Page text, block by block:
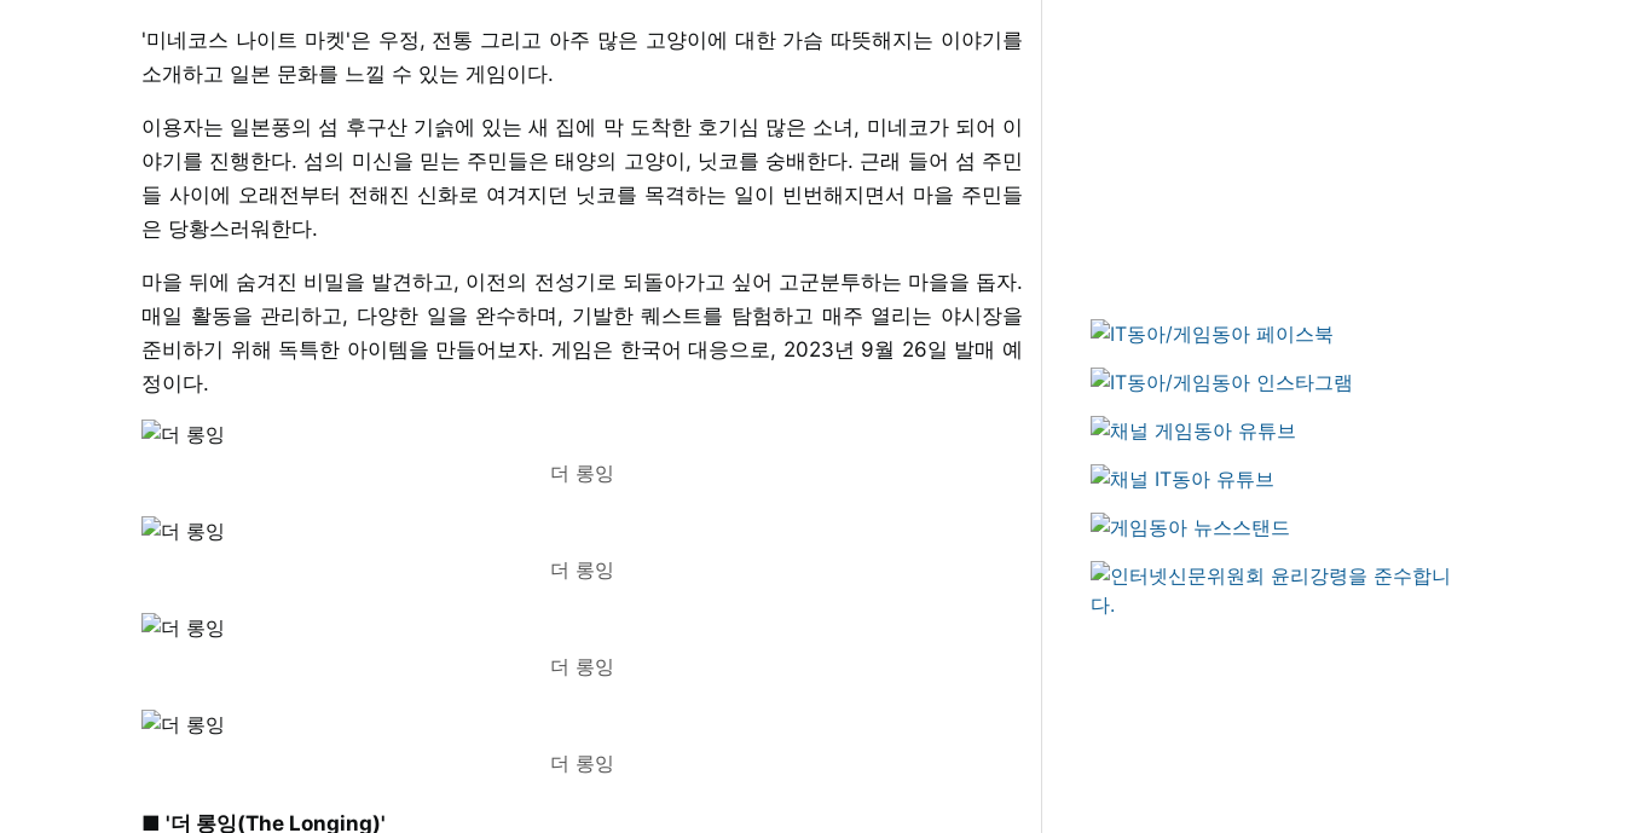
'미네코스 나이트 마켓'은 우정, 전통 그리고 아주 많은 고양이에 대한 가슴 따뜻해지는 이야기를
소개하고 일본 문화를 느낄 수 있는 게임이다.
이용자는 일본풍의 섬 후구산 기슭에 있는 새 집에 막 도착한 호기심 많은 소녀, 미네코가 되어 이
야기를 진행한다. 섬의 미신을 믿는 주민들은 태양의 고양이, 닛코를 숭배한다. 근래 들어 섬 주민
들 사이에 오래전부터 전해진 신화로 여겨지던 닛코를 목격하는 일이 빈번해지면서 마을 주민들
은 당황스러워한다.
마을 뒤에 숨겨진 비밀을 발견하고, 이전의 전성기로 되돌아가고 싶어 고군분투하는 마을을 돕자.
매일 활동을 관리하고, 다양한 일을 완수하며, 기발한 퀘스트를 탐험하고 매주 열리는 야시장을
준비하기 위해 독특한 아이템을 만들어보자. 게임은 한국어 대응으로, 2023년 9월 26일 발매 예
정이다.
더 롱잉
더 롱잉
더 롱잉
더 롱잉
■ '더 롱잉(The Longing)'